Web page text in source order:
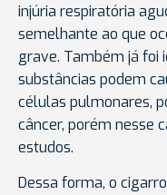
injúria respiratória
semelhante ao que
grave. Também já foi
substâncias podem
células pulmonares,
câncer, porém nesse
estudos.
Dessa forma, o